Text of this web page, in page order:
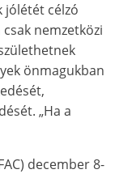
jólétét célzó
nemzetközi
önmagukban
„Ha a
december 8-